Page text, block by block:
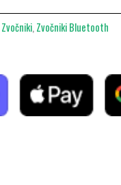
Zvočniki,Zvočniki Bluetooth